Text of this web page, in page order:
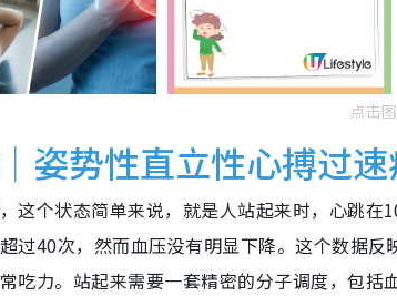
点击
姿势性直立性心搏过
这个状态简单来说，就是人站起来时，心跳
过40次，然而血压没有明显下降。这个数据
吃力。站起来需要一套精密的分子调度，包